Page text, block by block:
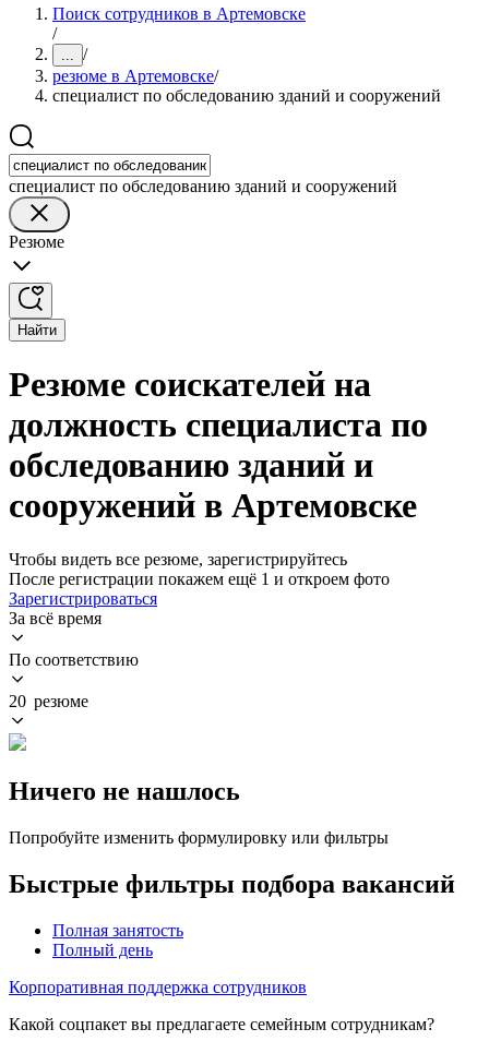
Поиск сотрудников в Артемовске
/
... /
резюме в Артемовске/
специалист по обследованию зданий и сооружений
специалист по обследованию зданий и сооружений
Резюме
Найти
Резюме соискателей на
должность специалиста по
обследованию зданий и
сооружений в Артемовске
Чтобы видеть все резюме, зарегистрируйтесь
После регистрации покажем ещё 1 и откроем фото
Зарегистрироваться
За всё время
По соответствию
20 резюме
Ничего не нашлось
Попробуйте изменить формулировку или фильтры
Быстрые фильтры подбора вакансий
Полная занятость
Полный день
Корпоративная поддержка сотрудников
Какой соцпакет вы предлагаете семейным сотрудникам?